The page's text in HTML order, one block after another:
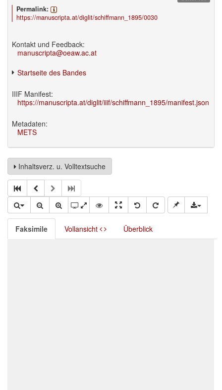
Permalink:
https://manuscripta.at/diglit/schiffmann_1895/0030
Kontakt und Feedback:
manuscripta@oeaw.ac.at
Startseite des Bandes
IIIF Manifest:
https://manuscripta.at/diglit/iiif/schiffmann_1895/manifest.json
Metadaten:
METS
Inhaltsverz. u. Volltextsuche
Faksimile Vollansicht Überblick